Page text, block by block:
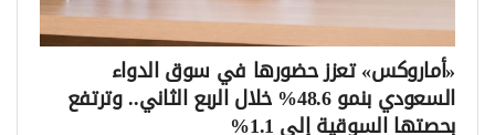
«أماروكس» تعزز حضورها في سوق الدواء
السعودي بنمو 48.6% خلال الربع الثاني.. وترتفع
بحصتها السوقية إلى 1.1%